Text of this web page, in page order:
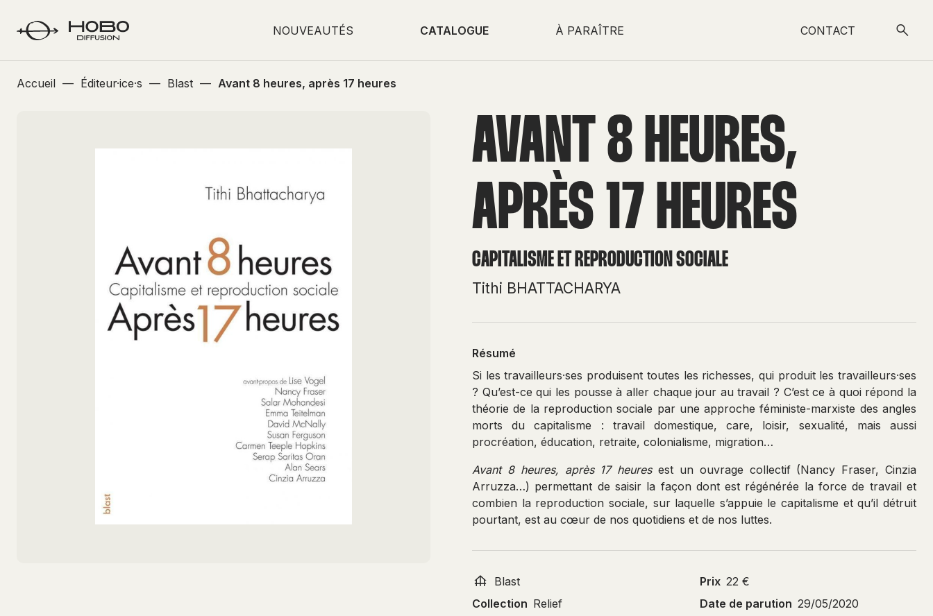
NOUVEAUTÉS CATALOGUE À PARAÎTRE CONTACT
Accueil — Éditeur·ice·s — Blast — Avant 8 heures, après 17 heures
AVANT 8 HEURES,
APRÈS 17 HEURES
CAPITALISME ET REPRODUCTION SOCIALE
Tithi BHATTACHARYA
Résumé
Si les travailleurs·ses produisent toutes les richesses, qui produit les travailleurs·ses
? Qu’est-ce qui les pousse à aller chaque jour au travail ? C’est ce à quoi répond la
théorie de la reproduction sociale par une approche féministe-marxiste des angles
morts du capitalisme : travail domestique, care, loisir, sexualité, mais aussi
procréation, éducation, retraite, colonialisme, migration…
Avant 8 heures, après 17 heuresest un ouvrage collectif (Nancy Fraser, Cinzia
Arruzza…) permettant de saisir la façon dont est régénérée la force de travail et
combien la reproduction sociale, sur laquelle s’appuie le capitalisme et qu’il détruit
pourtant, est au cœur de nos quotidiens et de nos luttes.
Blast
Collection Relief
Prix 22 €
Date de parution 29/05/2020